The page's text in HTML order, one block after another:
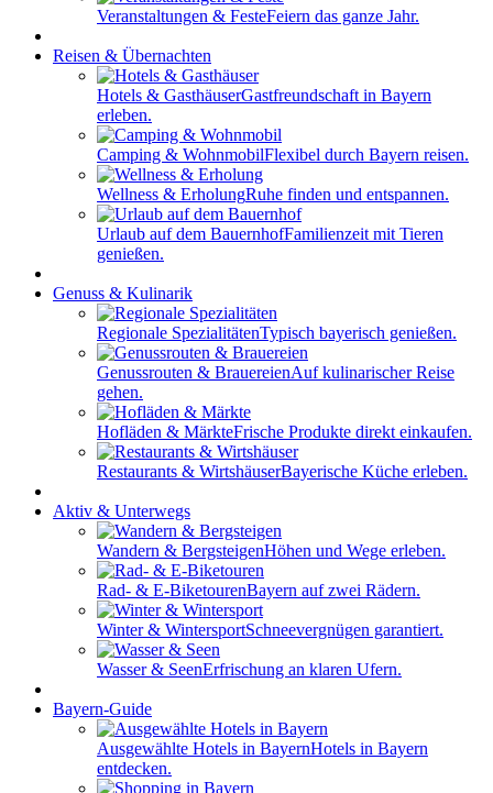
Veranstaltungen & FesteFeiern das ganze Jahr.
Reisen & Übernachten
Hotels & GasthäuserGastfreundschaft in Bayern
erleben.
Camping & WohnmobilFlexibel durch Bayern reisen.
Wellness & ErholungRuhe finden und entspannen.
Urlaub auf dem BauernhofFamilienzeit mit Tieren
genießen.
Genuss & Kulinarik
Regionale SpezialitätenTypisch bayerisch genießen.
Genussrouten & BrauereienAuf kulinarischer Reise
gehen.
Hofläden & MärkteFrische Produkte direkt einkaufen.
Restaurants & WirtshäuserBayerische Küche erleben.
Aktiv & Unterwegs
Wandern & BergsteigenHöhen und Wege erleben.
Rad- & E-BiketourenBayern auf zwei Rädern.
Winter & WintersportSchneevergnügen garantiert.
Wasser & SeenErfrischung an klaren Ufern.
Bayern-Guide
Ausgewählte Hotels in BayernHotels in Bayern
entdecken.